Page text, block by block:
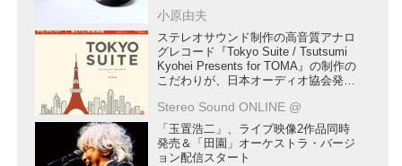
小原由夫
ステレオサウンド制作の高音質アナロ
グレコード『Tokyo Suite / Tsutsumi
Kyohei Presents for TOMA』の制作の
こだわりが、日本オーディオ協会発行
れました
Stereo Sound ONLINE @
「玉置浩二」、ライブ映像2作品同時
発売＆「田園」オーケストラ・バージ
ョン配信スタート